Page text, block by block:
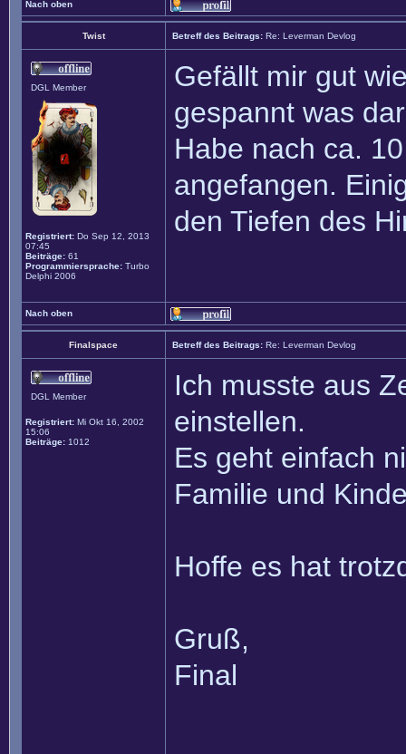
Nach oben
Twist Betreff des Beitrags: Re: Leverman Devlog
DGL Member
Registriert: Do Sep 12, 2013
07:45
Beiträge: 61
Programmiersprache: Turbo
Delphi 2006
Gefällt mir gut
gespannt was
Habe nach ca.
angefangen.
den Tiefen des
Nach oben
Finalspace Betreff des Beitrags: Re: Leverman Devlog
DGL Member
Registriert: Mi Okt 16, 2002
15:06
Beiträge: 1012
Ich musste aus
einstellen.
Es geht einfach
Familie und
Hoffe es hat
Gruß,
Final